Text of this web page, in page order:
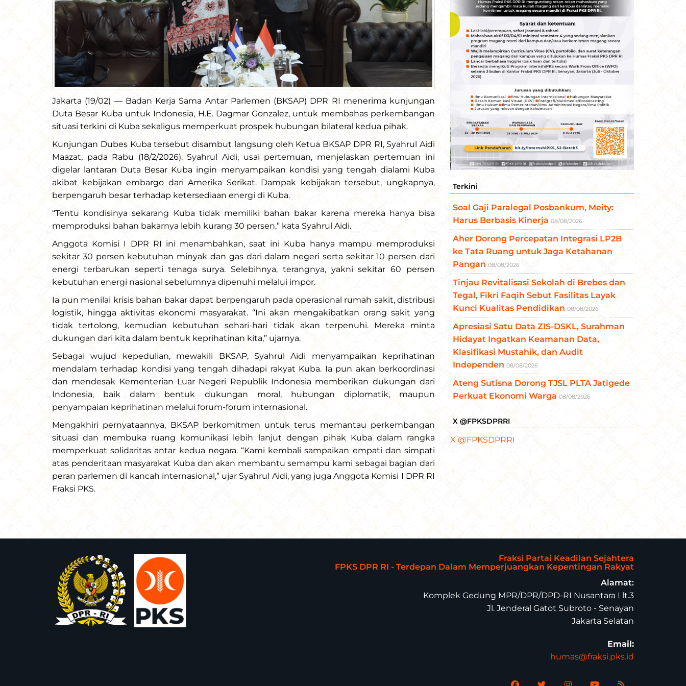
Jakarta (19/02) — Badan Kerja Sama Antar Parlemen (BKSAP) DPR RI menerima kunjungan
Duta Besar Kuba untuk Indonesia, H.E. Dagmar Gonzalez, untuk membahas perkembangan
situasi terkini di Kuba sekaligus memperkuat prospek hubungan bilateral kedua pihak.
Kunjungan Dubes Kuba tersebut disambut langsung oleh Ketua BKSAP DPR RI, Syahrul Aidi
Maazat, pada Rabu (18/2/2026). Syahrul Aidi, usai pertemuan, menjelaskan pertemuan ini
digelar lantaran Duta Besar Kuba ingin menyampaikan kondisi yang tengah dialami Kuba
akibat kebijakan embargo dari Amerika Serikat. Dampak kebijakan tersebut, ungkapnya,
berpengaruh besar terhadap ketersediaan energi di Kuba.
“Tentu kondisinya sekarang Kuba tidak memiliki bahan bakar karena mereka hanya bisa
memproduksi bahan bakarnya lebih kurang 30 persen,” kata Syahrul Aidi.
Anggota Komisi I DPR RI ini menambahkan, saat ini Kuba hanya mampu memproduksi
sekitar 30 persen kebutuhan minyak dan gas dari dalam negeri serta sekitar 10 persen dari
energi terbarukan seperti tenaga surya. Selebihnya, terangnya, yakni sekitar 60 persen
kebutuhan energi nasional sebelumnya dipenuhi melalui impor.
Ia pun menilai krisis bahan bakar dapat berpengaruh pada operasional rumah sakit, distribusi
logistik, hingga aktivitas ekonomi masyarakat. “Ini akan mengakibatkan orang sakit yang
tidak tertolong, kemudian kebutuhan sehari-hari tidak akan terpenuhi. Mereka minta
dukungan dari kita dalam bentuk keprihatinan kita,” ujarnya.
Sebagai wujud kepedulian, mewakili BKSAP, Syahrul Aidi menyampaikan keprihatinan
mendalam terhadap kondisi yang tengah dihadapi rakyat Kuba. Ia pun akan berkoordinasi
dan mendesak Kementerian Luar Negeri Republik Indonesia memberikan dukungan dari
Indonesia, baik dalam bentuk dukungan moral, hubungan diplomatik, maupun
penyampaian keprihatinan melalui forum-forum internasional.
Mengakhiri pernyataannya, BKSAP berkomitmen untuk terus memantau perkembangan
situasi dan membuka ruang komunikasi lebih lanjut dengan pihak Kuba dalam rangka
memperkuat solidaritas antar kedua negara. “Kami kembali sampaikan empati dan simpati
atas penderitaan masyarakat Kuba dan akan membantu semampu kami sebagai bagian dari
peran parlemen di kancah internasional,” ujar Syahrul Aidi, yang juga Anggota Komisi I DPR RI
Fraksi PKS.
Terkini
Soal Gaji Paralegal Posbankum, Meity:
Harus Berbasis Kinerja 08/08/2026
Aher Dorong Percepatan Integrasi LP2B
ke Tata Ruang untuk Jaga Ketahanan
Pangan 08/08/2026
Tinjau Revitalisasi Sekolah di Brebes dan
Tegal, Fikri Faqih Sebut Fasilitas Layak
Kunci Kualitas Pendidikan 08/08/2026
Apresiasi Satu Data ZIS-DSKL, Surahman
Hidayat Ingatkan Keamanan Data,
Klasifikasi Mustahik, dan Audit
Independen 08/08/2026
Ateng Sutisna Dorong TJSL PLTA Jatigede
Perkuat Ekonomi Warga 08/08/2026
X @FPKSDPRRI
X @FPKSDPRRI
Fraksi Partai Keadilan Sejahtera
FPKS DPR RI - Terdepan Dalam Memperjuangkan Kepentingan Rakyat
Alamat:
Komplek Gedung MPR/DPR/DPD-RI Nusantara I lt.3
Jl. Jenderal Gatot Subroto - Senayan
Jakarta Selatan
Email:
humas@fraksi.pks.id